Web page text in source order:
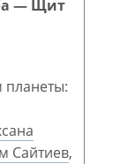
— Щит
Сайтиев,